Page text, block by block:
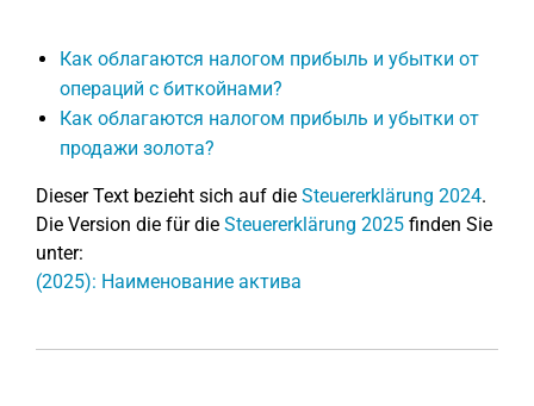
Как облагаются налогом прибыль и убытки от
операций с биткойнами?
Как облагаются налогом прибыль и убытки от
продажи золота?
Dieser Text bezieht sich auf die Steuererklärung 2024.
Die Version die für die Steuererklärung 2025 finden Sie
unter:
(2025): Наименование актива